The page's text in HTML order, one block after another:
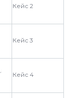
Кейс 2
Кейс 3
Кейс 4